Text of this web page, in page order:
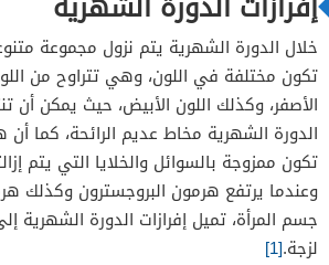
خلال الدورة الشهرية يتم نزول مجموعة
تكون مختلفة في اللون، وهي تتراوح من
الأصفر، وكذلك اللون الأبيض، حيث يمكن أن
الدورة الشهرية مخاط عديم الرائحة، كما أن
تكون ممزوجة بالسوائل والخلايا التي يتم
وعندما يرتفع هرمون البروجسترون وكذلك
جسم المرأة، تميل إفرازات الدورة الشهرية
لزجة.[1]